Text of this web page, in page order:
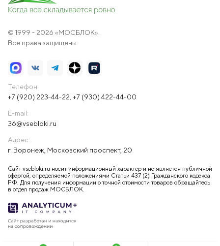
© 1999 - 2026 «МОСБЛОК».
Все права защищены.
Телефон:
+7 (920) 223-44-22, +7 (930) 422-44-00
E-mail:
36@vsebloki.ru
Адрес:
г. Воронеж, Московский проспект, 20
Сайт vsebloki.ru носит информационный характер и не является публичной
офертой, определяемой положениями Статьи 437 (2) Гражданского кодекса
РФ. Для получения информации о точной стоимости товаров обращайтесь
в отдел продаж МОСБЛОК.